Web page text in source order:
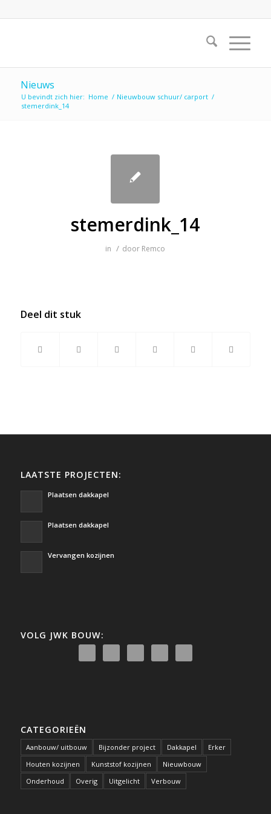
Nieuws
U bevindt zich hier: Home / Nieuwbouw schuur/ carport /
stemerdink_14
stemerdink_14
in / door Remco
Deel dit stuk
LAATSTE PROJECTEN:
Plaatsen dakkapel
Plaatsen dakkapel
Vervangen kozijnen
VOLG JWK BOUW:
CATEGORIEËN
Aanbouw/ uitbouw Bijzonder project Dakkapel
Erker
Houten kozijnen
Kunststof kozijnen
Nieuwbouw
Onderhoud
Overig Uitgelicht Verbouw